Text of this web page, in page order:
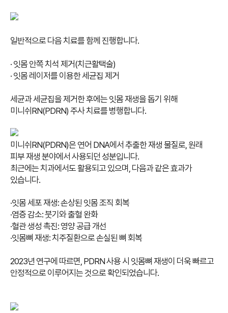
일반적으로 다음 치료를 함께 진행합니다.
· 잇몸 안쪽 치석 제거(치근활택술)
· 잇몸 레이저를 이용한 세균집 제거
세균과 세균집을 제거한 후에는 잇몸 재생을 돕기 위해
미니쉬RN(PDRN) 주사 치료를 병행합니다.
미니쉬RN(PDRN)은 연어 DNA에서 추출한 재생 물질로, 원래
피부 재생 분야에서 사용되던 성분입니다.
최근에는 치과에서도 활용되고 있으며, 다음과 같은 효과가
있습니다.
·잇몸 세포 재생: 손상된 잇몸 조직 회복
·염증 감소: 붓기와 출혈 완화
·혈관 생성 촉진: 영양 공급 개선
·잇몸뼈 재생: 치주질환으로 손실된 뼈 회복
2023년 연구에 따르면, PDRN 사용 시 잇몸뼈 재생이 더욱 빠르고
안정적으로 이루어지는 것으로 확인되었습니다.